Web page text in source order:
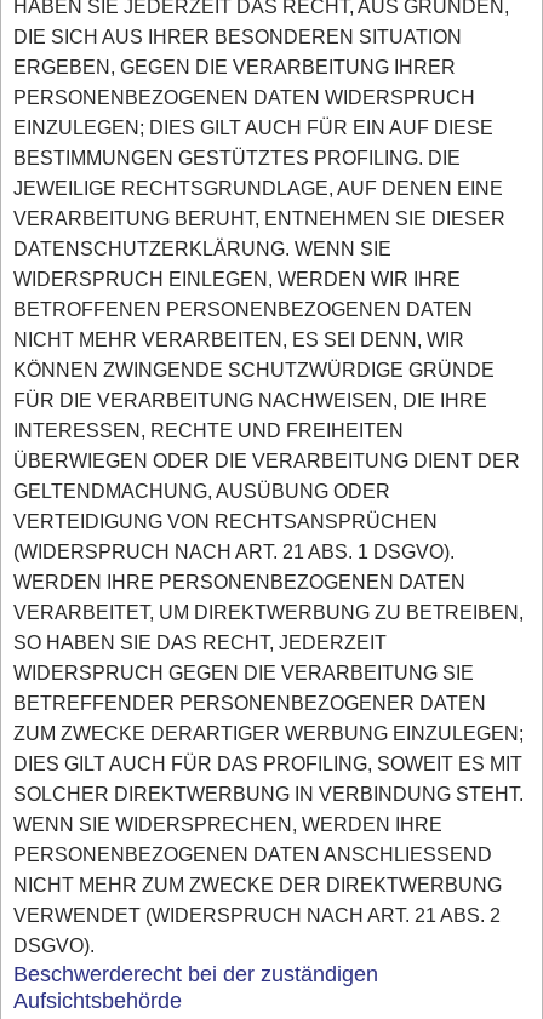
HABEN SIE JEDERZEIT DAS RECHT, AUS GRÜNDEN,
DIE SICH AUS IHRER BESONDEREN SITUATION
ERGEBEN, GEGEN DIE VERARBEITUNG IHRER
PERSONENBEZOGENEN DATEN WIDERSPRUCH
EINZULEGEN; DIES GILT AUCH FÜR EIN AUF DIESE
BESTIMMUNGEN GESTÜTZTES PROFILING. DIE
JEWEILIGE RECHTSGRUNDLAGE, AUF DENEN EINE
VERARBEITUNG BERUHT, ENTNEHMEN SIE DIESER
DATENSCHUTZERKLÄRUNG. WENN SIE
WIDERSPRUCH EINLEGEN, WERDEN WIR IHRE
BETROFFENEN PERSONENBEZOGENEN DATEN
NICHT MEHR VERARBEITEN, ES SEI DENN, WIR
KÖNNEN ZWINGENDE SCHUTZWÜRDIGE GRÜNDE
FÜR DIE VERARBEITUNG NACHWEISEN, DIE IHRE
INTERESSEN, RECHTE UND FREIHEITEN
ÜBERWIEGEN ODER DIE VERARBEITUNG DIENT DER
GELTENDMACHUNG, AUSÜBUNG ODER
VERTEIDIGUNG VON RECHTSANSPRÜCHEN
(WIDERSPRUCH NACH ART. 21 ABS. 1 DSGVO).
WERDEN IHRE PERSONENBEZOGENEN DATEN
VERARBEITET, UM DIREKTWERBUNG ZU BETREIBEN,
SO HABEN SIE DAS RECHT, JEDERZEIT
WIDERSPRUCH GEGEN DIE VERARBEITUNG SIE
BETREFFENDER PERSONENBEZOGENER DATEN
ZUM ZWECKE DERARTIGER WERBUNG EINZULEGEN;
DIES GILT AUCH FÜR DAS PROFILING, SOWEIT ES MIT
SOLCHER DIREKTWERBUNG IN VERBINDUNG STEHT.
WENN SIE WIDERSPRECHEN, WERDEN IHRE
PERSONENBEZOGENEN DATEN ANSCHLIESSEND
NICHT MEHR ZUM ZWECKE DER DIREKTWERBUNG
VERWENDET (WIDERSPRUCH NACH ART. 21 ABS. 2
DSGVO).
Beschwerderecht bei der zuständigen
Aufsichtsbehörde